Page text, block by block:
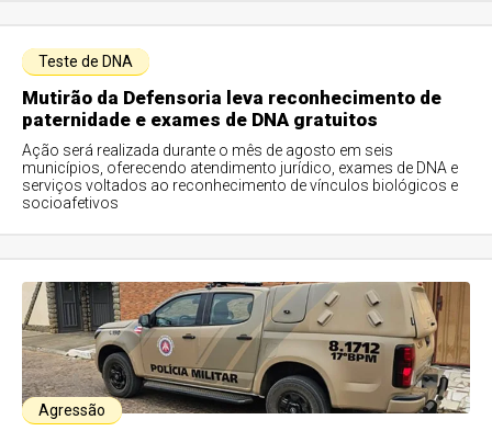
Teste de DNA
Mutirão da Defensoria leva reconhecimento de
paternidade e exames de DNA gratuitos
Ação será realizada durante o mês de agosto em seis
municípios, oferecendo atendimento jurídico, exames de DNA e
serviços voltados ao reconhecimento de vínculos biológicos e
socioafetivos
Agressão